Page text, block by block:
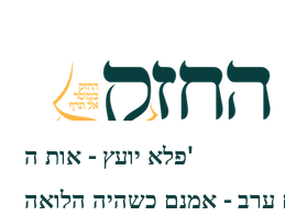
פלא יועץ - אות ה'
ערב - אמנם כשהיה הלואה